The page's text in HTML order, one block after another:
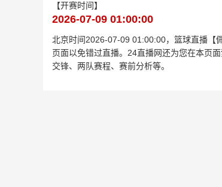
【开赛时间】
2026-07-09 01:00:00
北京时间2026-07-09 01:00:00，篮球直播【
页面以免错过直播。24直播网还为您在本页
交锋、两队赛程、赛前分析等。